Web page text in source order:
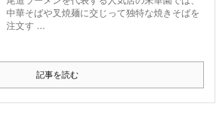
中華そばや叉焼麺に交じって独特な焼きそばを
注文す ...
記事を読む